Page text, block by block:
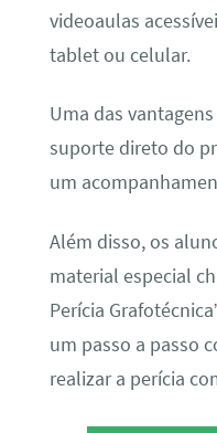
videoaulas
tablet ou celular.
Uma das
suporte direto do
um
Além disso, os
material especial
Perícia
um passo a passo
realizar a perícia